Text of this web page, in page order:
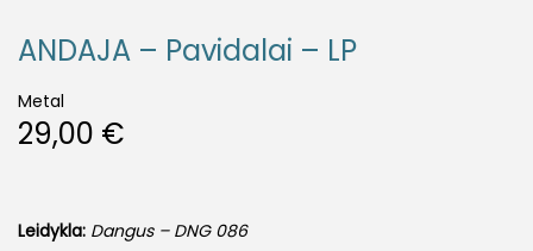
ANDAJA – Pavidalai – LP
Metal
29,00 €
Leidykla: Dangus – DNG 086